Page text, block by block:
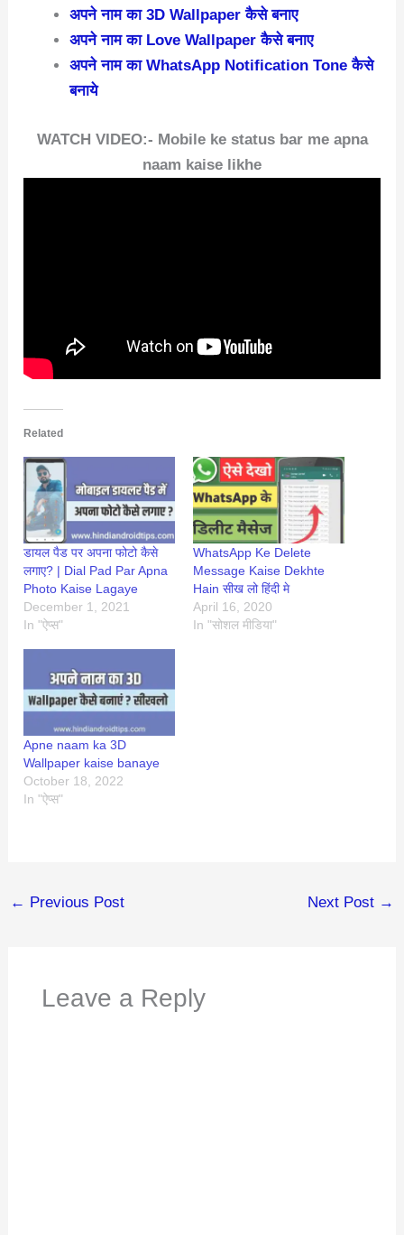
अपने नाम का 3D Wallpaper कैसे बनाए
अपने नाम का Love Wallpaper कैसे बनाए
अपने नाम का WhatsApp Notification Tone कैसे
बनाये
WATCH VIDEO:- Mobile ke status bar me apna
naam kaise likhe
Related
डायल पैड पर अपना फोटो कैसे
लगाए? | Dial Pad Par Apna
Photo Kaise Lagaye
December 1, 2021
In "ऐप्स"
WhatsApp Ke Delete
Message Kaise Dekhte
Hain सीख लो हिंदी मे
April 16, 2020
In "सोशल मीडिया"
Apne naam ka 3D
Wallpaper kaise banaye
October 18, 2022
In "ऐप्स"
← Previous Post Next Post →
Leave a Reply